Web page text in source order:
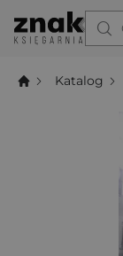
Katalog